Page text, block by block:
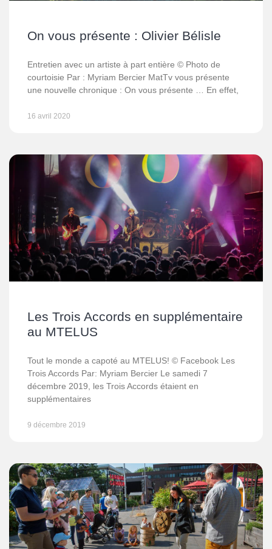
On vous présente : Olivier Bélisle
Entretien avec un artiste à part entière © Photo de
courtoisie Par : Myriam Bercier MatTv vous présente
une nouvelle chronique : On vous présente … En effet,
16 avril 2020
Les Trois Accords en supplémentaire
au MTELUS
Tout le monde a capoté au MTELUS! © Facebook Les
Trois Accords Par: Myriam Bercier Le samedi 7
décembre 2019, les Trois Accords étaient en
supplémentaires
9 décembre 2019